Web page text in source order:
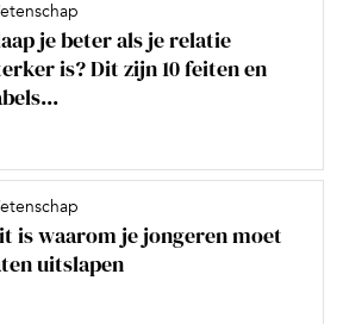
je beter als je relatie
is? Dit zijn 10 feiten en
is waarom je jongeren moet
uitslapen